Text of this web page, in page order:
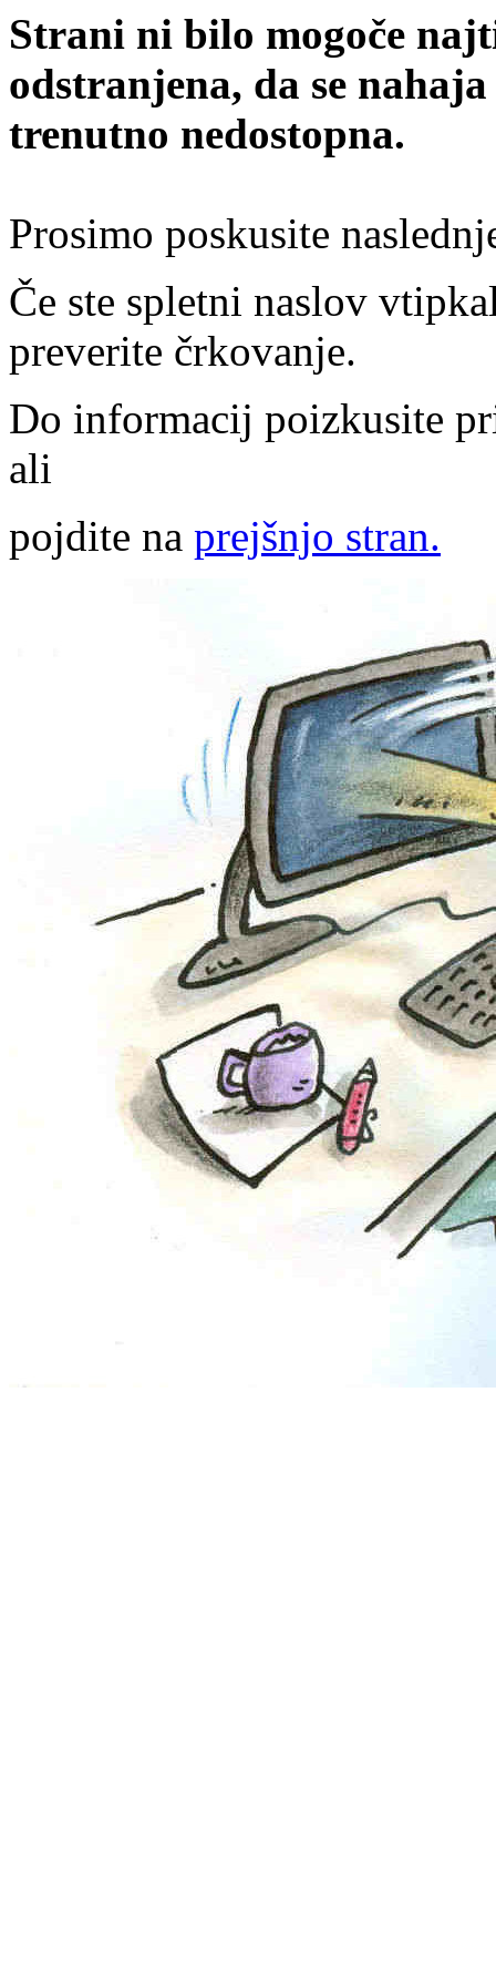
Strani ni bilo mogoče
odstranjena, da se
trenutno nedostopna.
Prosimo poskusite
Če ste spletni naslov
preverite črkovanje.
Do informacij poizkusite
ali
pojdite na prejšnjo stran.